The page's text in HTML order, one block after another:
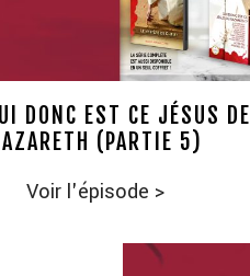
DONC EST CE JÉSUS DE
(PARTIE 5)
Voir l'épisode >